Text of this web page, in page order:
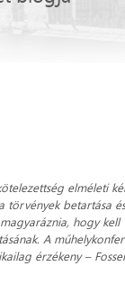
elméleti
törvények betartása
hogy kell
A
érzékeny –